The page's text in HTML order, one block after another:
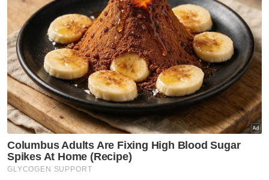
Ismail Sabri dijangka jalani
prosedur pemasangan
perentak jantung hari ini -
Peguam
Semasa
Lans Koperal Hafiz sempat
luang masa bersama isteri,
anak sebelum 'pergi'
selamanya
Semasa
Sindiket curi lembu tumpas, 10
termasuk dua wanita ada
rekod dadah, jenayah ditahan